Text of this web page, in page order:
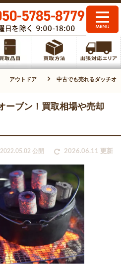
アウトドア 中古でも売れるダッチオ
ーブン！買取相場や売却
2022.05.02 公開 2026.06.11 更新